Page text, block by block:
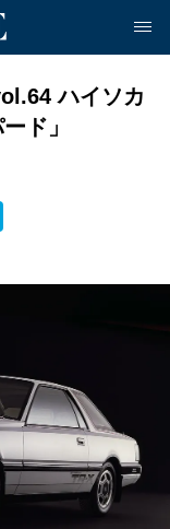
ハイソカ
ド」